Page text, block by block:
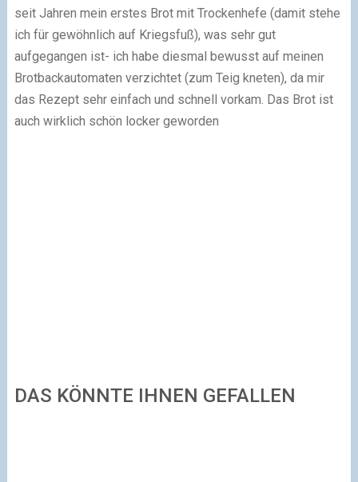
seit Jahren mein erstes Brot mit Trockenhefe (damit stehe
ich für gewöhnlich auf Kriegsfuß), was sehr gut
aufgegangen ist- ich habe diesmal bewusst auf meinen
Brotbackautomaten verzichtet (zum Teig kneten), da mir
das Rezept sehr einfach und schnell vorkam. Das Brot ist
auch wirklich schön locker geworden
DAS KÖNNTE IHNEN GEFALLEN